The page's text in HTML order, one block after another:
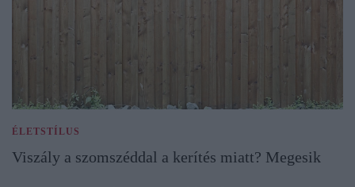
ÉLETSTÍLUS
Viszály a szomszéddal a kerítés miatt? Megesik